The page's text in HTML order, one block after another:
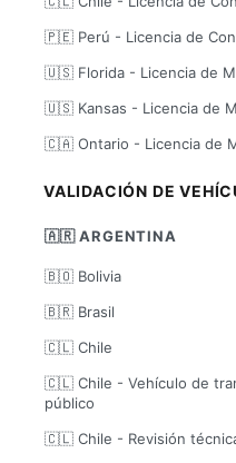
🇵🇪 Perú - Licencia de
🇺🇸 Florida - Licencia de
🇺🇸 Kansas - Licencia de
🇨🇦 Ontario - Licencia de
VALIDACIÓN DE
🇦🇷 ARGENTINA
🇧🇴 Bolivia
🇧🇷 Brasil
🇨🇱 Chile
🇨🇱 Chile - Vehículo de
público
🇨🇱 Chile - Revisión